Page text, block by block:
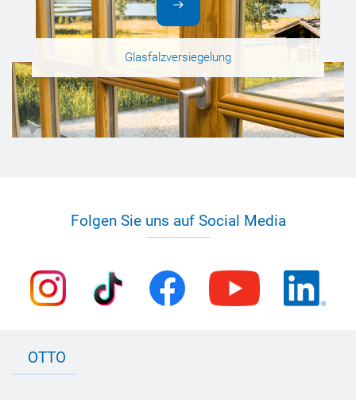
Glasfalzversiegelung
Folgen Sie uns auf Social Media
OTTO